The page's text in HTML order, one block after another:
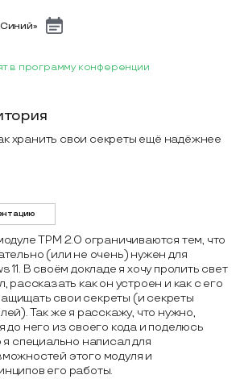
в программу конференции
хранить свои секреты ещё надёжнее
TPM 2.0 ограничиваются тем, что
(или не очень) нужен для
11. В своём докладе я хочу пролить свет
рассказать как он устроен и как с его
свои секреты (и секреты
Так же я расскажу, что нужно,
до него из своего кода и поделюсь
я специально написал для
этого модуля и
его работы.